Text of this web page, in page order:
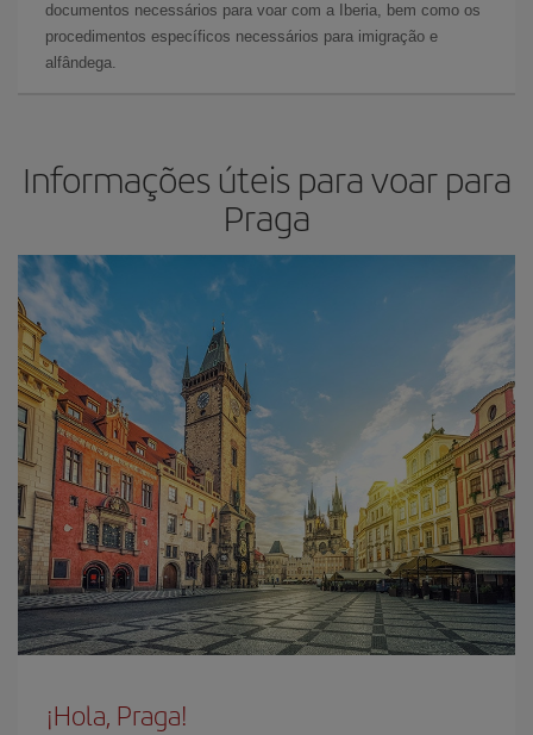
documentos necessários para voar com a Iberia, bem como os
procedimentos específicos necessários para imigração e
alfândega.
Informações úteis para voar para
Praga
¡Hola, Praga!